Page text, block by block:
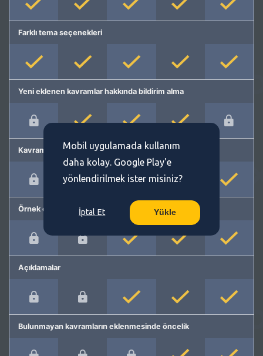
Farklı tema seçenekleri
Yeni eklenen kavramlar hakkında bildirim alma
Kavram önerme
Örnek cümleler
Açıklamalar
Bulunmayan kavramların eklenmesinde öncelik
Mobil uygulamada kullanım
daha kolay. Google Play'e
yönlendirilmek ister misiniz?
İptal Et Yükle